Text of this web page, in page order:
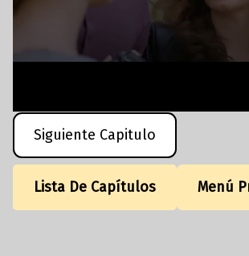
Siguiente Capitulo
Lista De Capítulos Menú